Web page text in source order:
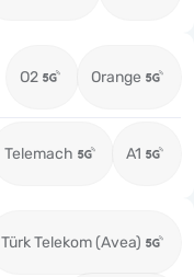
O2 Orange
Telemach A1
Türk Telekom (Avea)